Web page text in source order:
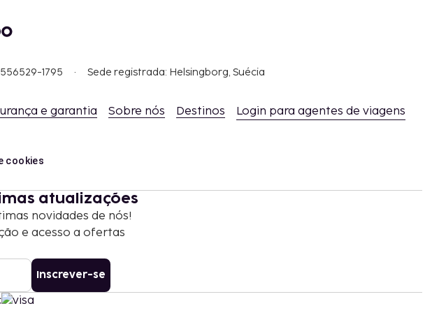
1795 Sede registrada: Helsingborg, Suécia
e garantia Sobre nós Destinos Login para agentes de viagens
cookies
atualizações
novidades de nós!
e acesso a ofertas
Inscrever-se